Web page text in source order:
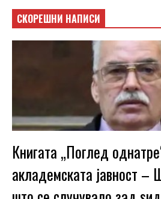
СКОРЕШНИ НАПИСИ
Книгата „Поглед
акладемската јавност –